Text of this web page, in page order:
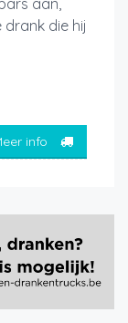
die hij
info